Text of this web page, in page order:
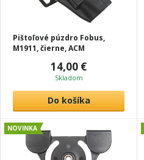
Pištoľové púzdro Fobus,
M1911, čierne, ACM
14,00 €
Skladom
Do košíka
NOVINKA